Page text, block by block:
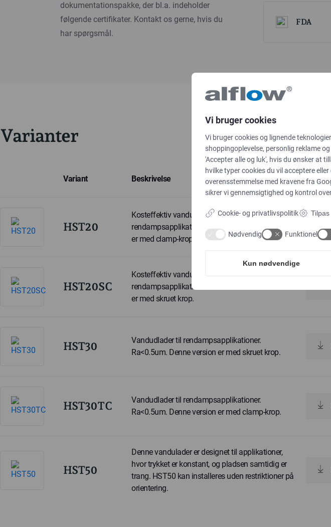
dokumentationspakke, der bl.a. indeholder
følgende certifikater. Kontakt os gerne, hvis du
har spørgsmål.
FDA
Varianter
Variant Beskrivelse
HST20
Kosteffektiv vandudlader til
rendampsapplikationer. Ra<1.0um. Denne version
er med clamp-krop.
HST20SC
Kosteffektiv vandudlader til
rendampsapplikationer. Ra<1.0um. Denne version
er med skruet krop.
HST30
Vandudlader til rendampsapplikationer.
Ra<0.5um. Denne version er med skruet krop.
HST30TC
Vandudlader til rendampsapplikationer.
Ra<0.5um. Denne version er med clamp-krop.
HST50
Denne vandulader er designet til applikationer,
hvor trykket er konstant, og pladsen samtidig er
trang. HST50 kan installeres uden restriktioner på
orientering.
Vi bruger cookies
Vi bruger cookies og lignende
shoppingoplevelse, personlig reklame
'Accepter alle og luk', hvis du ønsker at
hvilke typer cookies du vil acceptere
overensstemmelse med kravene fra
sikrer vi gennemsigtighed og kontrol
Cookie- og privatlivspolitik Tilpas
Nødvendig Funktionel
Kun nødvendige